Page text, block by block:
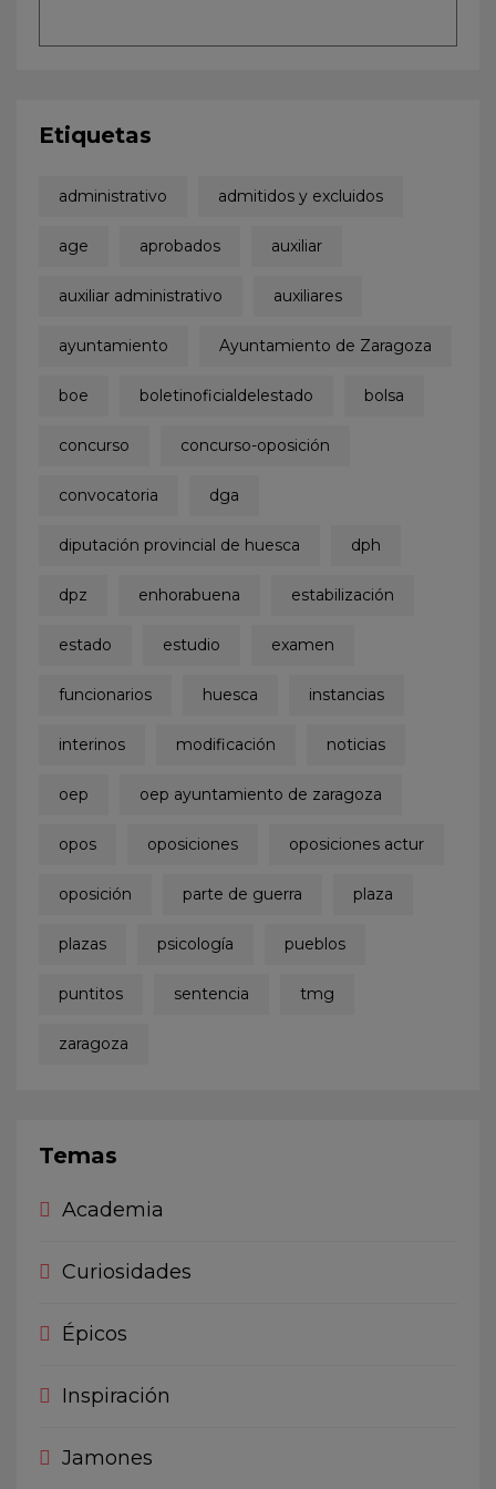
Etiquetas
administrativo admitidos y excluidos
age aprobados auxiliar
auxiliar administrativo auxiliares
ayuntamiento Ayuntamiento de Zaragoza
boe boletinoficialdelestado bolsa
concurso concurso-oposición
convocatoria dga
diputación provincial de huesca dph
dpz enhorabuena estabilización
estado estudio examen
funcionarios huesca instancias
interinos modificación noticias
oep oep ayuntamiento de zaragoza
opos oposiciones oposiciones actur
oposición parte de guerra plaza
plazas psicología pueblos
puntitos sentencia tmg
zaragoza
Temas
Academia
Curiosidades
Épicos
Inspiración
Jamones